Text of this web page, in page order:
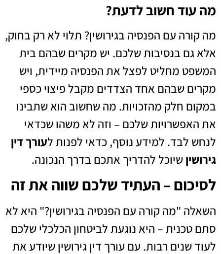
מה עוד חשוב לדעת?
מה קורה עם הפנסיה בגירושין? תלוי לא רק בחוק,
אלא גם בנסיבות שלכם. יש מקרים שבהם בית
המשפט מחליט לפצל את הפנסיה מיידית, ויש
מקרים שבהם אחד הצדדים מקבל פיצוי כספי
במקום חלק מהזכויות. מה שחשוב הוא שתבינו
את האפשרויות שלכם – וזה לא משהו שכדאי
לנחש לבד. למידע נוסף, כדאי לפנות לעורך דין
גירושיןשיוכל להדריך אתכם בדרך הנכונה.
לסיכום – העתיד שלכם שווה את זה
השאלה "מה קורה עם הפנסיה בגירושין?" היא לא
סתם טכנית – היא נוגעת לביטחון הכלכלי שלכם
לעוד שנים רבות. עם עורך דין גירושין שיודע את